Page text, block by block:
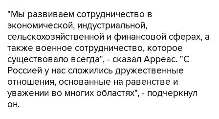
"Мы развиваем сотрудничество в
экономической, индустриальной,
сельскохозяйственной и финансовой сферах, а
также военное сотрудничество, которое
существовало всегда", - сказал Арреас. "С
Россией у нас сложились дружественные
отношения, основанные на равенстве и
уважении во многих областях", - подчеркнул
он.